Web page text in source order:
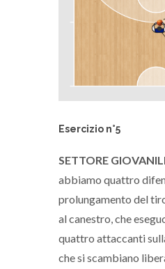
Esercizio n°5
SETTORE
abbiamo quattro
prolungamento del
al canestro, che
quattro attaccanti
che si scambiano